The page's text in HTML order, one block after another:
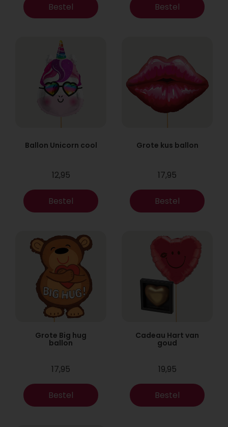
Bestel Bestel
Ballon Unicorn cool
12,95
Bestel
Grote kus ballon
17,95
Bestel
Grote Big hug
ballon
17,95
Bestel
Cadeau Hart van
goud
19,95
Bestel